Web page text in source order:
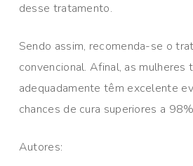
desse tratamento.
Sendo assim, recomenda-se o
convencional. Afinal, as mulheres
adequadamente têm excelente
chances de cura superiores a
Autores: